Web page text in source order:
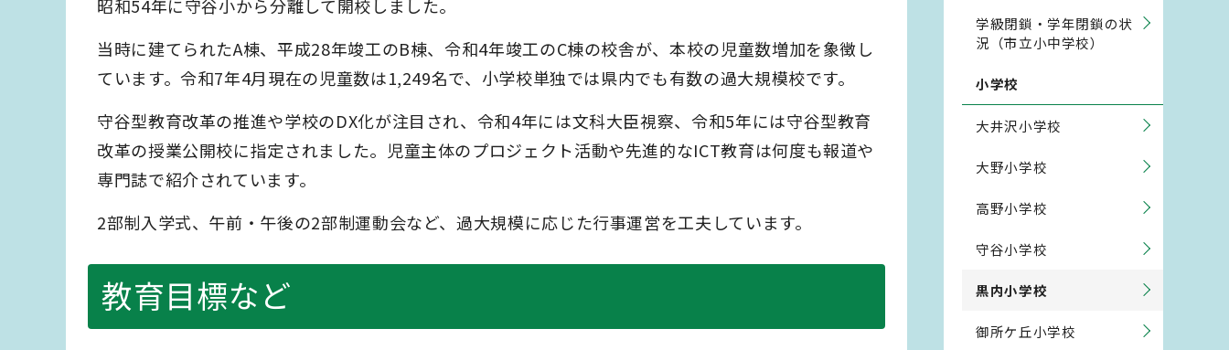
昭和54年に守谷小から分離して開校しました。
当時に建てられたA棟、平成28年竣工のB棟、令和4年竣工のC棟の校舎が、本校の児童数増加を象徴し
ています。令和7年4月現在の児童数は1,249名で、小学校単独では県内でも有数の過大規模校です。
守谷型教育改革の推進や学校のDX化が注目され、令和4年には文科大臣視察、令和5年には守谷型教育
改革の授業公開校に指定されました。児童主体のプロジェクト活動や先進的なICT教育は何度も報道や
専門誌で紹介されています。
2部制入学式、午前・午後の2部制運動会など、過大規模に応じた行事運営を工夫しています。
教育目標など
学級閉鎖・学年閉鎖の状
況（市立小中学校）
小学校
大井沢小学校
大野小学校
高野小学校
守谷小学校
黒内小学校
御所ケ丘小学校